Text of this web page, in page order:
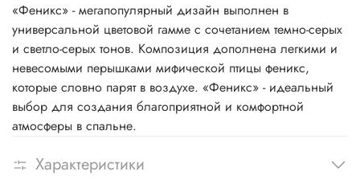
«Феникс» - мегапопулярный дизайн выполнен в
универсальной цветовой гамме с сочетанием темно-серых
и светло-серых тонов. Композиция дополнена легкими и
невесомыми перышками мифической птицы феникс,
которые словно парят в воздухе. «Феникс» - идеальный
выбор для создания благоприятной и комфортной
атмосферы в спальне.
Характеристики